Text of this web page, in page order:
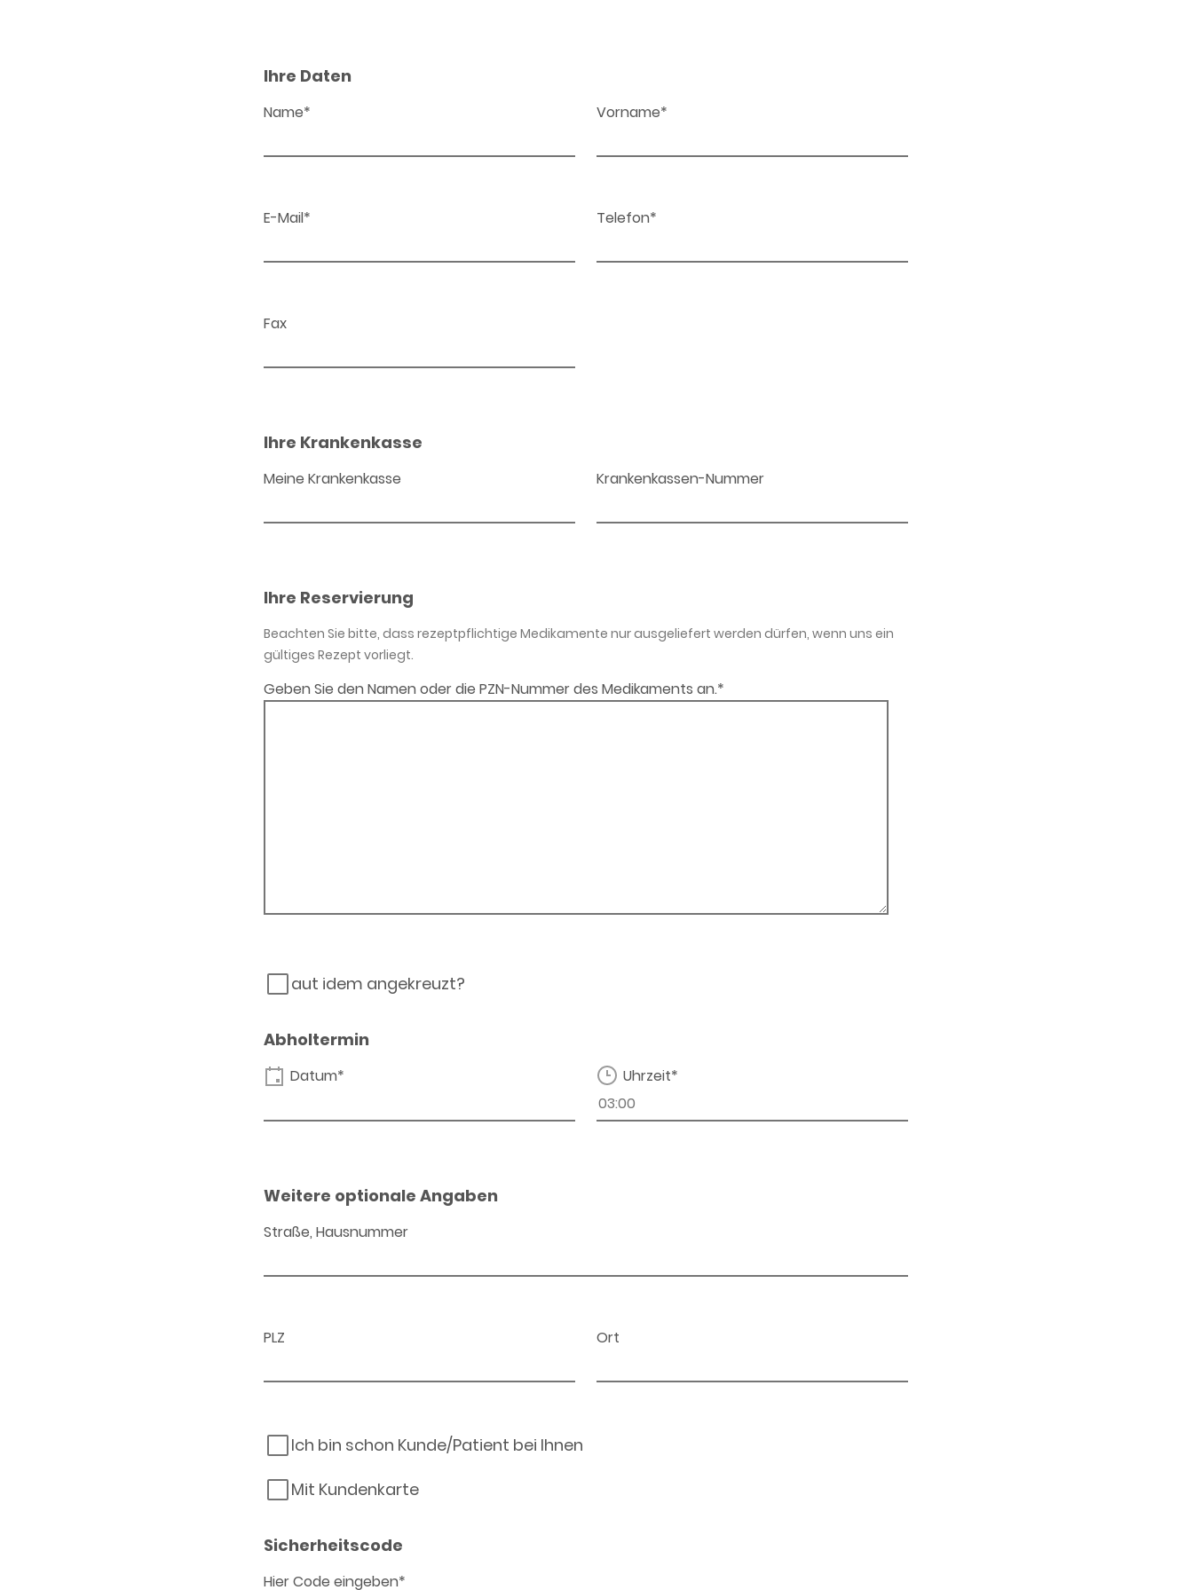
Ihre Daten
Name* Vorname*
E-Mail* Telefon*
Fax
Ihre Krankenkasse
Meine Krankenkasse Krankenkassen-Nummer
Ihre Reservierung
Beachten Sie bitte, dass rezeptpflichtige Medikamente nur ausgeliefert werden dürfen, wenn uns ein
gültiges Rezept vorliegt.
Geben Sie den Namen oder die PZN-Nummer des Medikaments an.*
aut idem angekreuzt?
Abholtermin
Datum* Uhrzeit*
Weitere optionale Angaben
Straße, Hausnummer
PLZ Ort
Ich bin schon Kunde/Patient bei Ihnen
Mit Kundenkarte
Sicherheitscode
Hier Code eingeben*